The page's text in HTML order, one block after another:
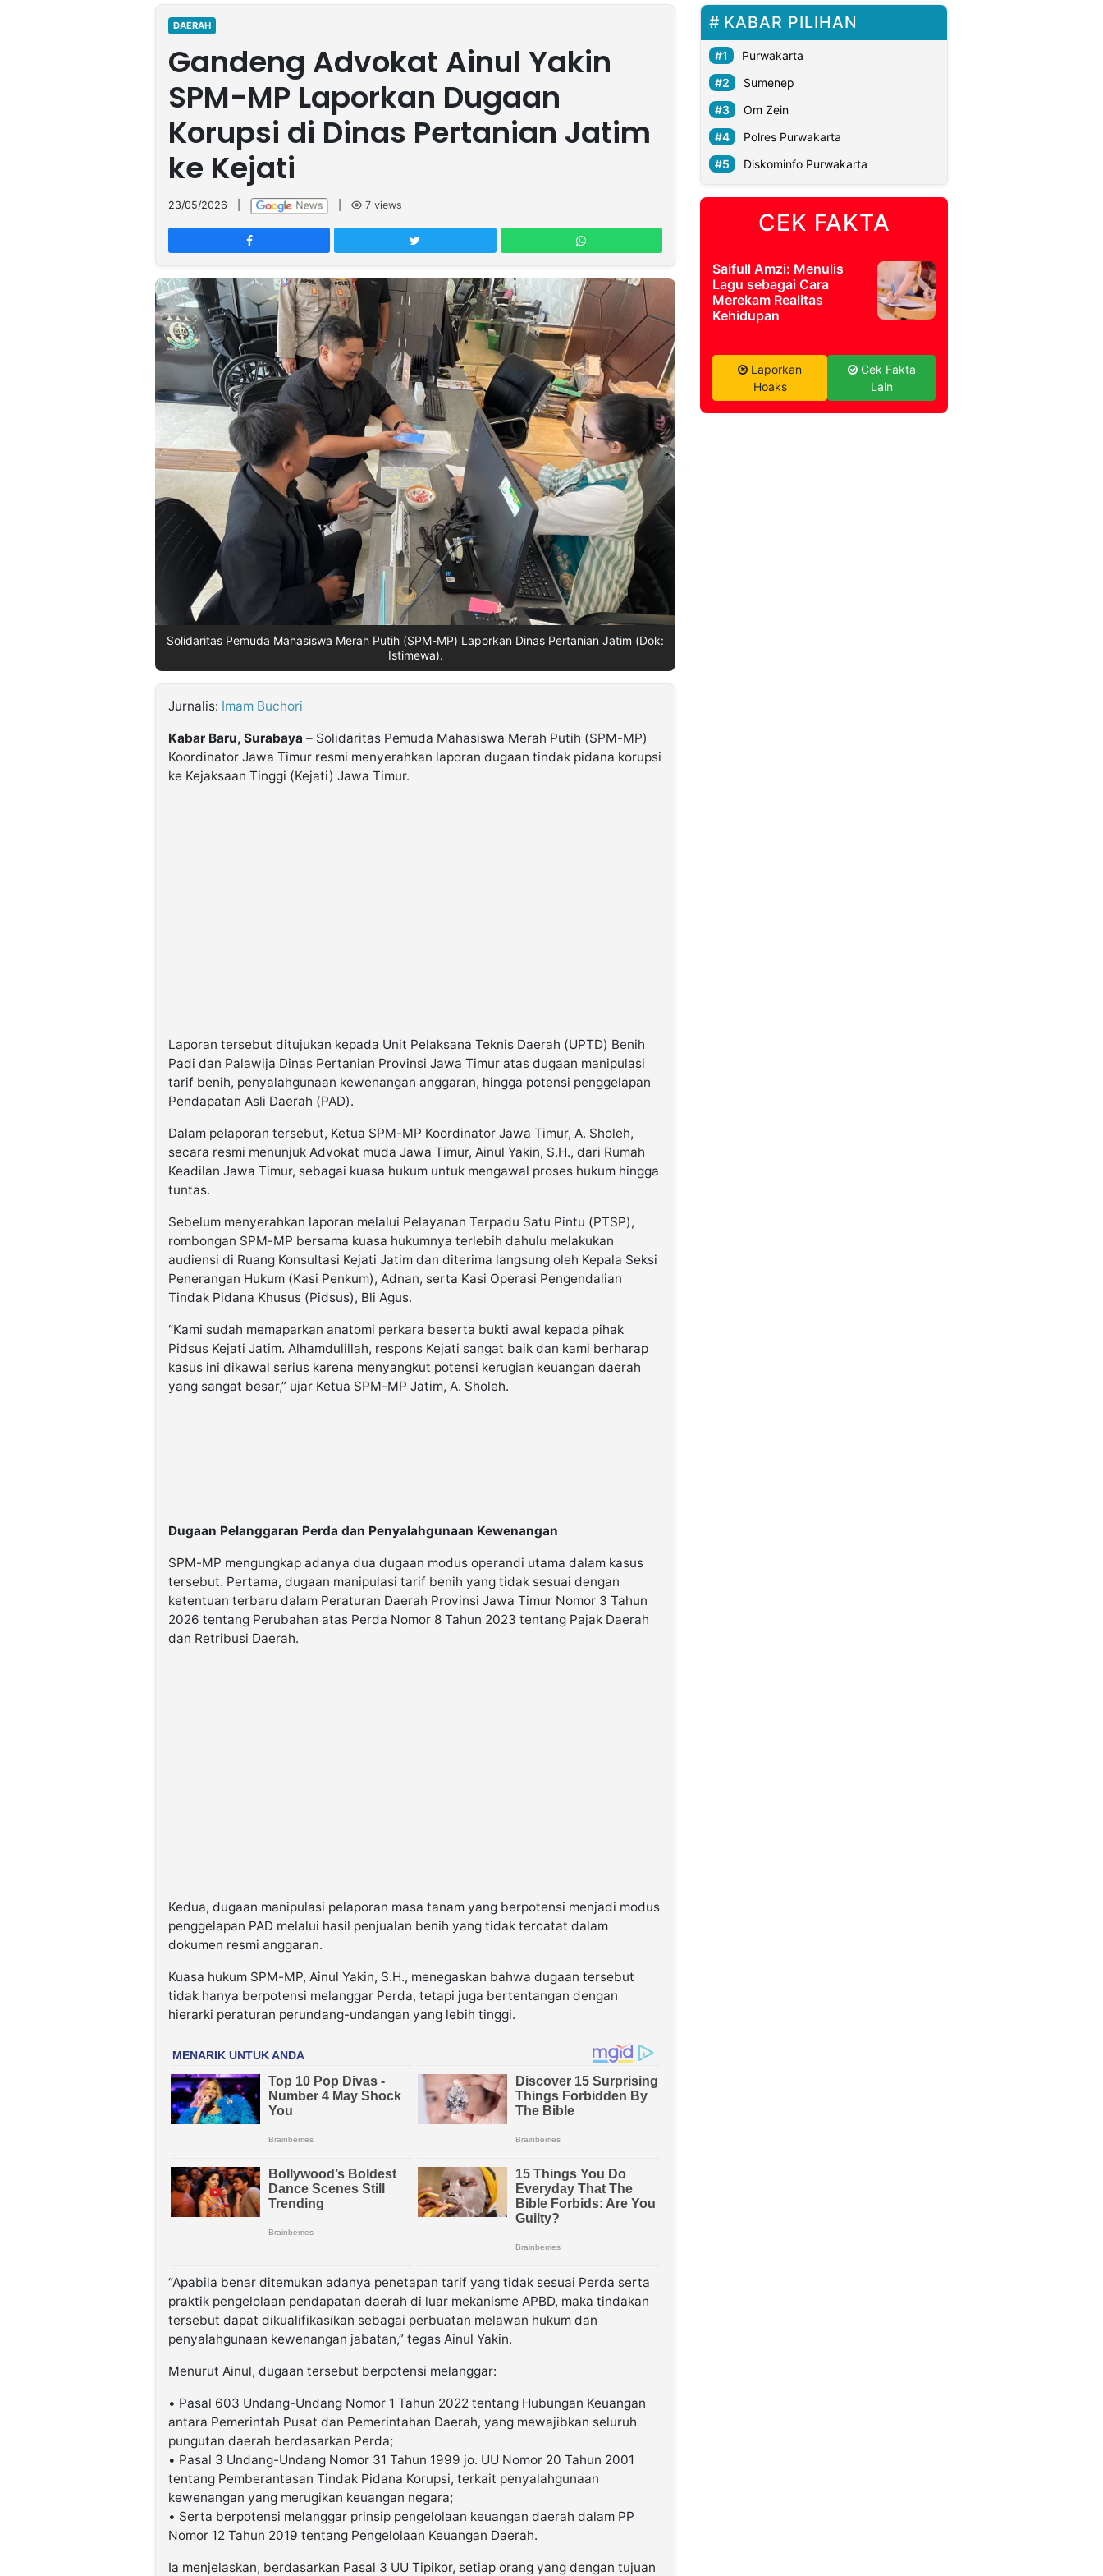
DAERAH
Gandeng Advokat Ainul Yakin
SPM-MP Laporkan Dugaan
Korupsi di Dinas Pertanian Jatim
ke Kejati
23/05/2026 7 views
Solidaritas Pemuda Mahasiswa Merah Putih (SPM-MP) Laporkan Dinas Pertanian Jatim (Dok:
Istimewa).
Jurnalis: Imam Buchori
Kabar Baru, Surabaya – Solidaritas Pemuda Mahasiswa Merah Putih (SPM-MP)
Koordinator Jawa Timur resmi menyerahkan laporan dugaan tindak pidana korupsi
ke Kejaksaan Tinggi (Kejati) Jawa Timur.
Laporan tersebut ditujukan kepada Unit Pelaksana Teknis Daerah (UPTD) Benih
Padi dan Palawija Dinas Pertanian Provinsi Jawa Timur atas dugaan manipulasi
tarif benih, penyalahgunaan kewenangan anggaran, hingga potensi penggelapan
Pendapatan Asli Daerah (PAD).
Dalam pelaporan tersebut, Ketua SPM-MP Koordinator Jawa Timur, A. Sholeh,
secara resmi menunjuk Advokat muda Jawa Timur, Ainul Yakin, S.H., dari Rumah
Keadilan Jawa Timur, sebagai kuasa hukum untuk mengawal proses hukum hingga
tuntas.
Sebelum menyerahkan laporan melalui Pelayanan Terpadu Satu Pintu (PTSP),
rombongan SPM-MP bersama kuasa hukumnya terlebih dahulu melakukan
audiensi di Ruang Konsultasi Kejati Jatim dan diterima langsung oleh Kepala Seksi
Penerangan Hukum (Kasi Penkum), Adnan, serta Kasi Operasi Pengendalian
Tindak Pidana Khusus (Pidsus), Bli Agus.
“Kami sudah memaparkan anatomi perkara beserta bukti awal kepada pihak
Pidsus Kejati Jatim. Alhamdulillah, respons Kejati sangat baik dan kami berharap
kasus ini dikawal serius karena menyangkut potensi kerugian keuangan daerah
yang sangat besar,” ujar Ketua SPM-MP Jatim, A. Sholeh.
Dugaan Pelanggaran Perda dan Penyalahgunaan Kewenangan
SPM-MP mengungkap adanya dua dugaan modus operandi utama dalam kasus
tersebut. Pertama, dugaan manipulasi tarif benih yang tidak sesuai dengan
ketentuan terbaru dalam Peraturan Daerah Provinsi Jawa Timur Nomor 3 Tahun
2026 tentang Perubahan atas Perda Nomor 8 Tahun 2023 tentang Pajak Daerah
dan Retribusi Daerah.
Kedua, dugaan manipulasi pelaporan masa tanam yang berpotensi menjadi modus
penggelapan PAD melalui hasil penjualan benih yang tidak tercatat dalam
dokumen resmi anggaran.
Kuasa hukum SPM-MP, Ainul Yakin, S.H., menegaskan bahwa dugaan tersebut
tidak hanya berpotensi melanggar Perda, tetapi juga bertentangan dengan
hierarki peraturan perundang-undangan yang lebih tinggi.
“Apabila benar ditemukan adanya penetapan tarif yang tidak sesuai Perda serta
praktik pengelolaan pendapatan daerah di luar mekanisme APBD, maka tindakan
tersebut dapat dikualifikasikan sebagai perbuatan melawan hukum dan
penyalahgunaan kewenangan jabatan,” tegas Ainul Yakin.
Menurut Ainul, dugaan tersebut berpotensi melanggar:
• Pasal 603 Undang-Undang Nomor 1 Tahun 2022 tentang Hubungan Keuangan
antara Pemerintah Pusat dan Pemerintahan Daerah, yang mewajibkan seluruh
pungutan daerah berdasarkan Perda;
• Pasal 3 Undang-Undang Nomor 31 Tahun 1999 jo. UU Nomor 20 Tahun 2001
tentang Pemberantasan Tindak Pidana Korupsi, terkait penyalahgunaan
kewenangan yang merugikan keuangan negara;
• Serta berpotensi melanggar prinsip pengelolaan keuangan daerah dalam PP
Nomor 12 Tahun 2019 tentang Pengelolaan Keuangan Daerah.
Ia menjelaskan, berdasarkan Pasal 3 UU Tipikor, setiap orang yang dengan tujuan
KABAR PILIHAN
Purwakarta
Sumenep
Om Zein
Polres Purwakarta
Diskominfo Purwakarta
CEK FAKTA
Saifull Amzi: Menulis
Lagu sebagai Cara
Merekam Realitas
Kehidupan
Laporkan
Hoaks
Cek Fakta
Lain